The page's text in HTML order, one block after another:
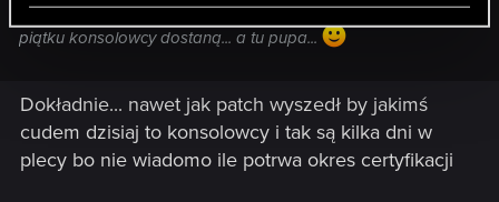
patch na PC wyjdzie wtorek - środa, więc może, MOŻE do
piątku konsolowcy dostaną... a tu pupa...
Dokładnie... nawet jak patch wyszedł by jakimś
cudem dzisiaj to konsolowcy i tak są kilka dni w
plecy bo nie wiadomo ile potrwa okres certyfikacji